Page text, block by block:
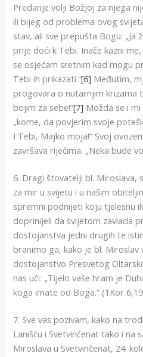
Predanje volji Božjoj za njega
ili bijeg od problema ovog
stav, ali sve prepušta Bogu: „Ja
prije doći k Tebi. Inače kazni
se osjećam sretnim kad mogu
Tebi ih prikazati.“[6] Međutim,
progovara o nutarnjim krizama
bojim za sebe!“[7] Možda se i
„kome, da povjerim svoje
I Tebi, Majko moja!“ Svoj
završava riječima: „Neka bude
6. Dragi štovatelji bl. Miroslava,
za mir u svijetu i u našim
spremni podnijeti koju tjelesnu
doprinijeli da svijetom zavlada
dostojanstva jedni drugih te
branimo ga, kako je bl. Miroslav
dostojanstvo Presvetog
nas uči: „Tijelo vaše hram je
koga imate od Boga.“ (1Kor
7. Sve vas pozivam, kako na
Lanišću i Svetvinčenat tako i na
Miroslava u Svetvinčenat, 24.